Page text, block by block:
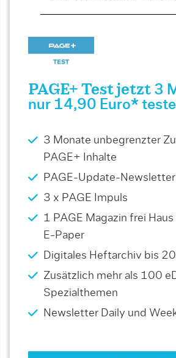
PAGE+ Test jetzt 3
nur 14,90 Euro*
3 Monate unbegrenzter
PAGE+ Inhalte
PAGE-Update-Newsletter
3 x PAGE Impuls
1 PAGE Magazin frei
E-Paper
Digitales Heftarchiv bis
Zusätzlich mehr als 100
Spezialthemen
Newsletter Daily und